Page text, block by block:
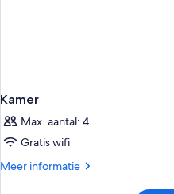
Kamer
Max. aantal: 4
Gratis wifi
Meer informatie
Meer